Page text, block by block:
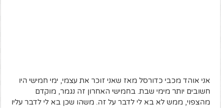
אני אוהד מכבי כדורסל מאז שאני זוכר את עצמי, ימי חמישי היו
חשובים יותר מימי שבת. בחמישי האחרון זה נגמר, מוקדם
מהצפוי, ממש לא בא לי לדבר על זה. משהו שכן בא לי לדבר עליו